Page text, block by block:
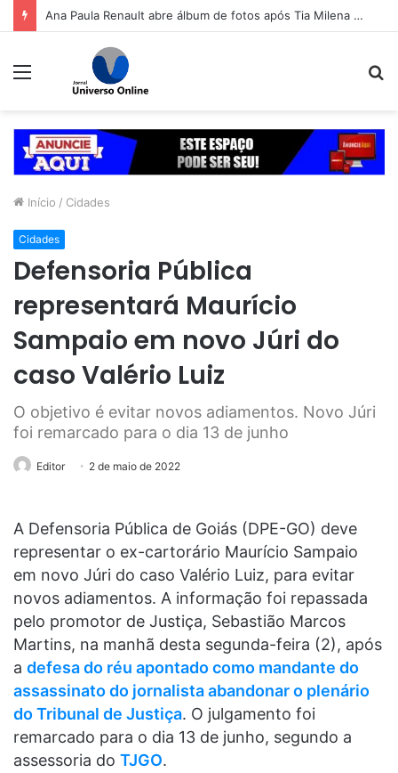
Ana Paula Renault abre álbum de fotos após Tia Milena confirmar fim de amizade: ‘Continuando sendo eu’
Menu
Início / Cidades
Cidades
Defensoria Pública
representará Maurício
Sampaio em novo Júri do
caso Valério Luiz
O objetivo é evitar novos adiamentos. Novo Júri
foi remarcado para o dia 13 de junho
Editor 2 de maio de 2022
A Defensoria Pública de Goiás (DPE-GO) deve
representar o ex-cartorário Maurício Sampaio
em novo Júri do caso Valério Luiz, para evitar
novos adiamentos. A informação foi repassada
pelo promotor de Justiça, Sebastião Marcos
Martins, na manhã desta segunda-feira (2), após
a defesa do réu apontado como mandante do
assassinato do jornalista abandonar o plenário
do Tribunal de Justiça. O julgamento foi
remarcado para o dia 13 de junho, segundo a
assessoria do TJGO.